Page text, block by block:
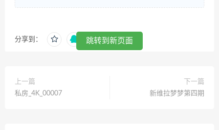
分享到：
上一篇
私房_4K_00007
下一篇
新维拉梦梦第四期
跳转到新页面